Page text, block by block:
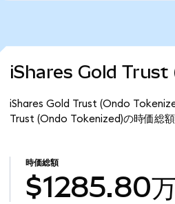
iShares Gold Trust
iShares Gold Trust (Ondo
Trust (Ondo Tokenized)の時価総額
時価総額
$1285.80